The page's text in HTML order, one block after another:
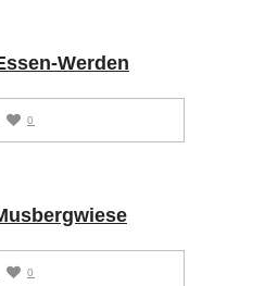
Werden
0
0